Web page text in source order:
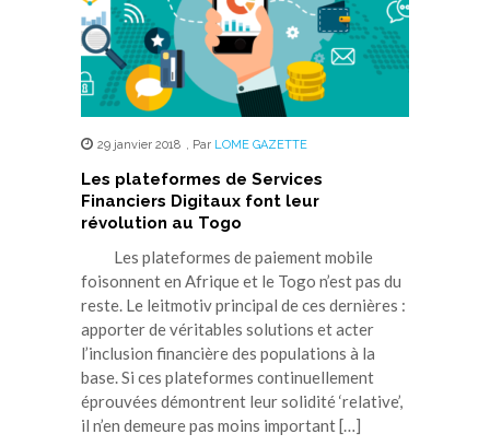
29 janvier 2018 , Par LOME GAZETTE
Les plateformes de Services
Financiers Digitaux font leur
révolution au Togo
Les plateformes de paiement mobile
foisonnent en Afrique et le Togo n’est pas du
reste. Le leitmotiv principal de ces dernières :
apporter de véritables solutions et acter
l’inclusion financière des populations à la
base. Si ces plateformes continuellement
éprouvées démontrent leur solidité ‘relative’,
il n’en demeure pas moins important […]